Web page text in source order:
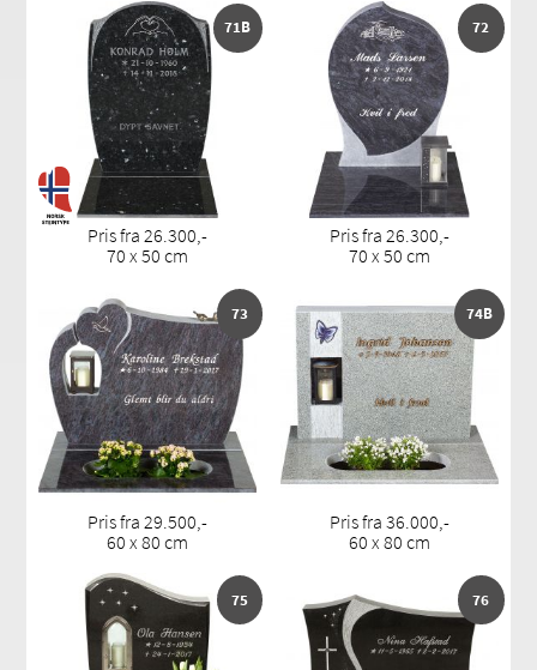
71B
Pris fra 26.300,-
70 x 50 cm
72
Pris fra 26.300,-
70 x 50 cm
73
Pris fra 29.500,-
60 x 80 cm
74B
Pris fra 36.000,-
60 x 80 cm
75 76